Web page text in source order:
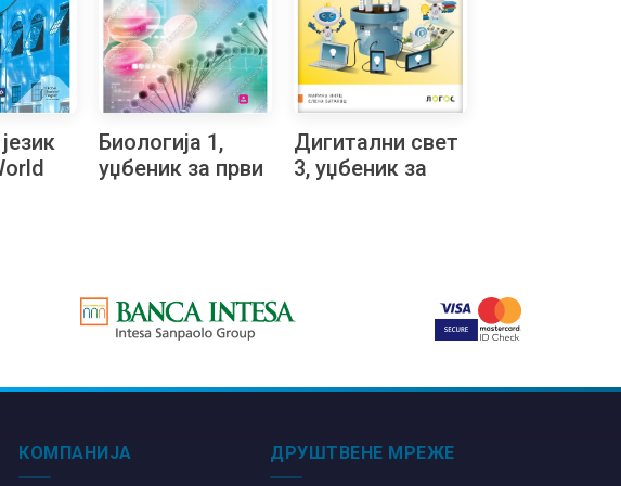
Биологија 1,
уџбеник за први
Дигитални свет
3, уџбеник за
КОМПАНИЈА ДРУШТВЕНЕ МРЕЖЕ